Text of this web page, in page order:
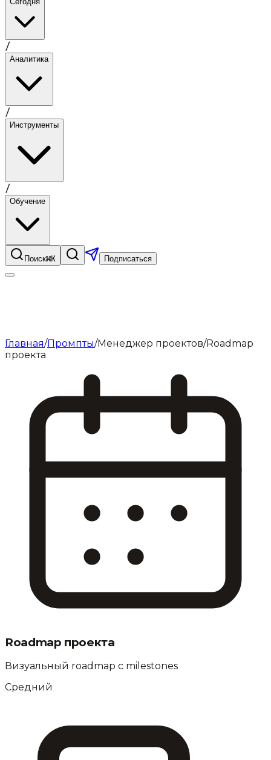
/
Аналитика
/
Инструменты
/
Обучение
Поиск⌘K Подписаться
Главная/Промпты/Менеджер проектов/Roadmap
проекта
Roadmap проекта
Визуальный roadmap с milestones
Средний